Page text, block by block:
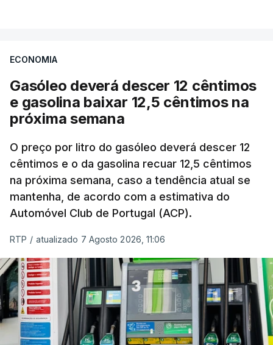
ECONOMIA
Gasóleo deverá descer 12 cêntimos
e gasolina baixar 12,5 cêntimos na
próxima semana
O preço por litro do gasóleo deverá descer 12
cêntimos e o da gasolina recuar 12,5 cêntimos
na próxima semana, caso a tendência atual se
mantenha, de acordo com a estimativa do
Automóvel Club de Portugal (ACP).
RTP / atualizado 7 Agosto 2026, 11:06